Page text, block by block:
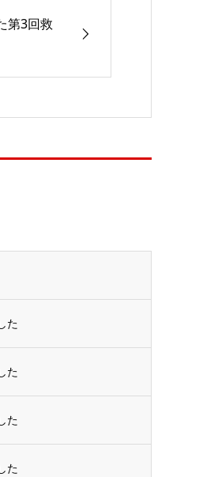
第3回救
た
た
た
た